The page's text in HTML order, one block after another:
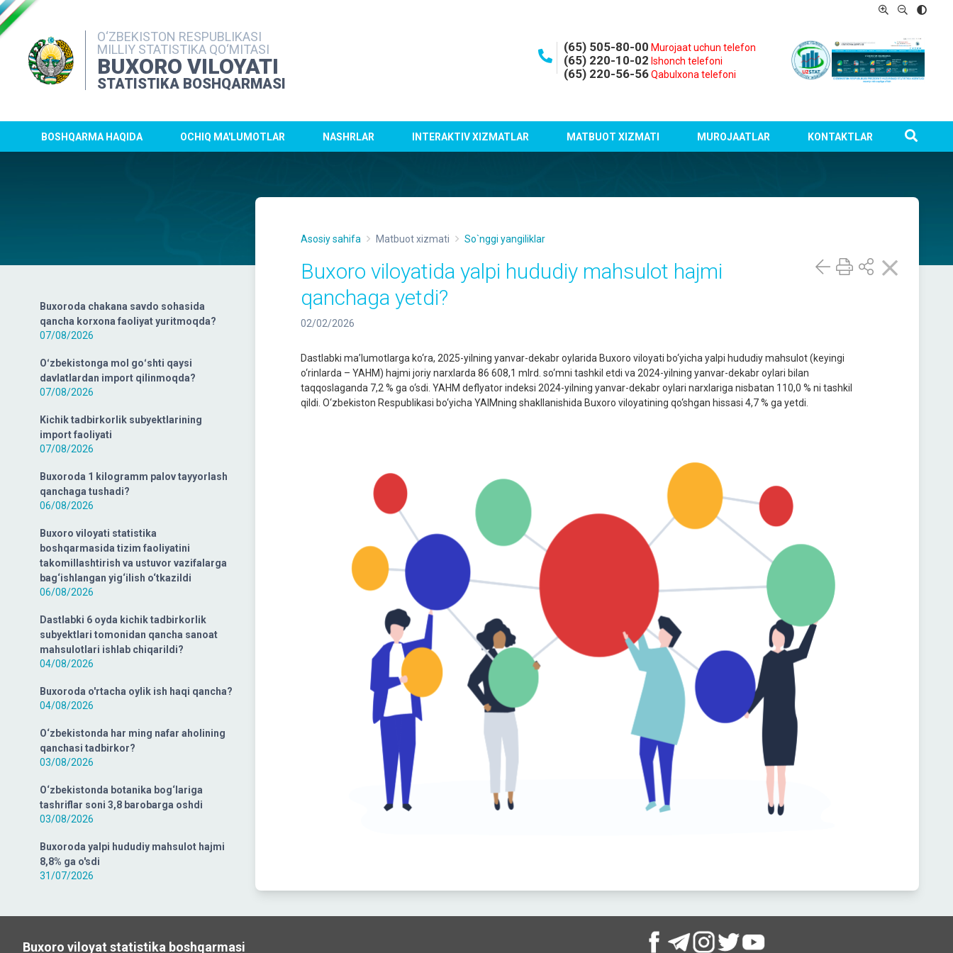
O‘ZBEKISTON RESPUBLIKASI
MILLIY STATISTIKA QO‘MITASI
BUXORO VILOYATI
STATISTIKA BOSHQARMASI
(65) 505-80-00 Murojaat uchun telefon
(65) 220-10-02 Ishonch telefoni
(65) 220-56-56 Qabulxona telefoni
BOSHQARMA HAQIDA OCHIQ MA'LUMOTLAR NASHRLAR INTERAKTIV XIZMATLAR MATBUOT XIZMATI MUROJAATLAR KONTAKTLAR
Buxoroda chakana savdo sohasida
qancha korxona faoliyat yuritmoqda?
07/08/2026
Oʻzbekistonga mol goʻshti qaysi
davlatlardan import qilinmoqda?
07/08/2026
Kichik tadbirkorlik subyektlarining
import faoliyati
07/08/2026
Buxoroda 1 kilogramm palov tayyorlash
qanchaga tushadi?
06/08/2026
Buxoro viloyati statistika
boshqarmasida tizim faoliyatini
takomillashtirish va ustuvor vazifalarga
bag‘ishlangan yig‘ilish o‘tkazildi
06/08/2026
Dastlabki 6 oyda kichik tadbirkorlik
subyektlari tomonidan qancha sanoat
mahsulotlari ishlab chiqarildi?
04/08/2026
Buxoroda o'rtacha oylik ish haqi qancha?
04/08/2026
O‘zbekistonda har ming nafar aholining
qanchasi tadbirkor?
03/08/2026
O‘zbekistonda botanika bog‘lariga
tashriflar soni 3,8 barobarga oshdi
03/08/2026
Buxoroda yalpi hududiy mahsulot hajmi
8,8% ga o'sdi
31/07/2026
Asosiy sahifa Matbuot xizmati So`nggi yangiliklar
Buxoro viloyatida yalpi hududiy mahsulot hajmi
qanchaga yetdi?
02/02/2026
Dastlabki ma’lumotlarga ko‘ra, 2025-yilning yanvar-dekabr oylarida Buxoro viloyati bo‘yicha yalpi hududiy mahsulot (keyingi
o‘rinlarda – YAHM) hajmi joriy narxlarda 86 608,1 mlrd. so‘mni tashkil etdi va 2024-yilning yanvar-dekabr oylari bilan
taqqoslaganda 7,2 % ga o‘sdi. YAHM deflyator indeksi 2024-yilning yanvar-dekabr oylari narxlariga nisbatan 110,0 % ni tashkil
qildi. O‘zbekiston Respublikasi bo‘yicha YAIMning shakllanishida Buxoro viloyatining qo‘shgan hissasi 4,7 % ga yetdi.
Buxoro viloyat statistika boshqarmasi